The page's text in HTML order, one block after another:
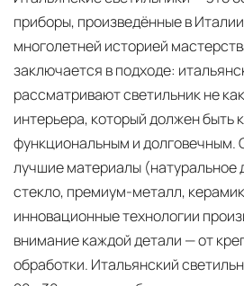
при наличии свободных
ресурсов.
Управление логистикой и
качества
Каждый заказ
реального времени через
мониторинга. Наша команда
специалистов с опытом
международной доставке
полную сохранность груза,
температурного режима и
приборы, произведённые в
многолетней историей
заключается в подходе:
рассматривают светильник не
интерьера, который должен быть
функциональным и долговечным.
лучшие материалы (натуральное
стекло, премиум-металл,
инновационные технологии
внимание каждой детали — от
обработки. Итальянский